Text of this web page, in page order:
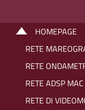
HOMEPAGE
RETE
RETE
RETE ADSP MAC
RETE DI